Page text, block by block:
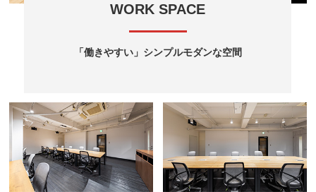
WORK SPACE
「働きやすい」シンプルモダンな空間